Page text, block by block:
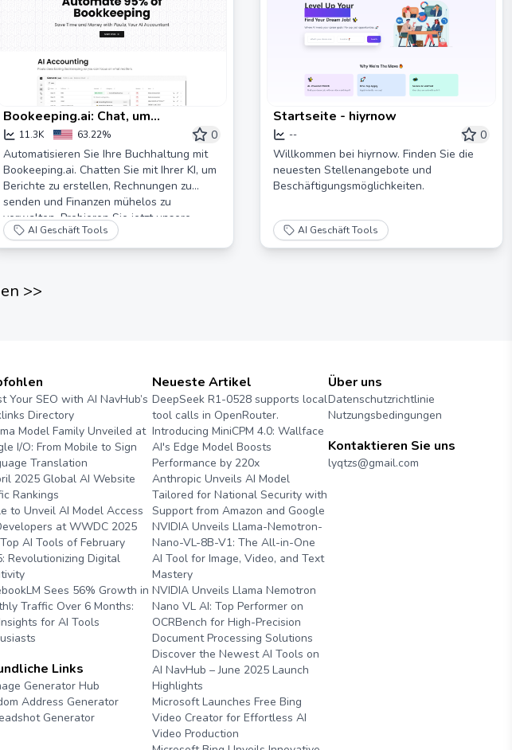
Bookeeping.ai: Chat, um
Finanzaufgaben zu erledigen | KI-
Buchhalter
11.3K 63.22%
0
Automatisieren Sie Ihre Buchhaltung mit
Bookeeping.ai. Chatten Sie mit Ihrer KI, um
Berichte zu erstellen, Rechnungen zu
senden und Finanzen mühelos zu
verwalten. Probieren Sie jetzt unsere
Beta-Version aus!
AI Geschäft Tools
Startseite - hiyrnow
--
0
Willkommen bei hiyrnow. Finden Sie die
neuesten Stellenangebote und
Beschäftigungsmöglichkeiten.
AI Geschäft Tools
>>
Your SEO with AI NavHub’s
Directory
Model Family Unveiled at
I/O: From Mobile to Sign
Translation
2025 Global AI Website
Rankings
to Unveil AI Model Access
at WWDC 2025
AI Tools of February
Revolutionizing Digital
Sees 56% Growth in
Traffic Over 6 Months:
for AI Tools
Links
Generator Hub
Address Generator
Generator
Neueste Artikel
DeepSeek R1-0528 supports local
tool calls in OpenRouter.
Introducing MiniCPM 4.0: Wallface
AI's Edge Model Boosts
Performance by 220x
Anthropic Unveils AI Model
Tailored for National Security with
Support from Amazon and Google
NVIDIA Unveils Llama-Nemotron-
Nano-VL-8B-V1: The All-in-One
AI Tool for Image, Video, and Text
Mastery
NVIDIA Unveils Llama Nemotron
Nano VL AI: Top Performer on
OCRBench for High-Precision
Document Processing Solutions
Discover the Newest AI Tools on
AI NavHub – June 2025 Launch
Highlights
Microsoft Launches Free Bing
Video Creator for Effortless AI
Video Production
Über uns
Datenschutzrichtlinie
Nutzungsbedingungen
Kontaktieren Sie uns
lyqtzs@gmail.com